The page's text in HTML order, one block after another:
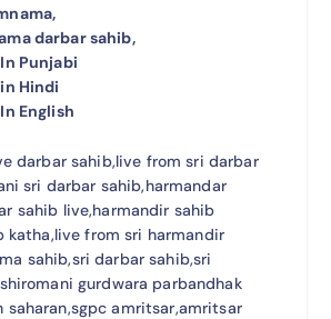
darbar sahib,
Punjabi
Hindi
English
darbar sahib,live from sri darbar
sri darbar sahib,harmandar
sahib live,harmandir sahib
katha,live from sri harmandir
sahib,sri darbar sahib,sri
gurdwara parbandhak
saharan,sgpc amritsar,amritsar